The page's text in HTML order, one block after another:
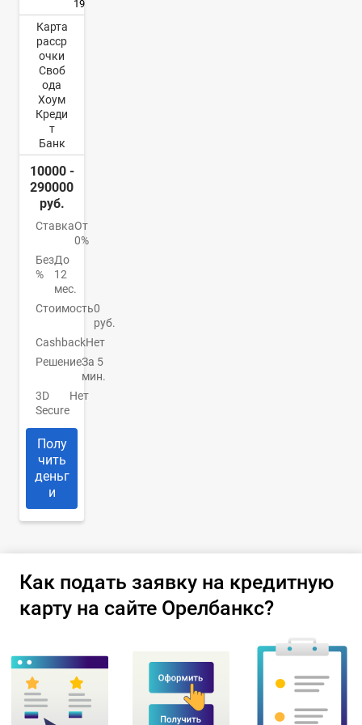
19
Карта
расср
очки
Своб
ода
Хоум
Креди
т
Банк
10000 -
290000
руб.
СтавкаОт
0%
Без
%
До
12
мес.
Стоимость0
руб.
CashbackНет
РешениеЗа 5
мин.
3D
Secure
Нет
Полу
чить
деньг
и
Как подать заявку на кредитную
карту на сайте Орелбанкс?